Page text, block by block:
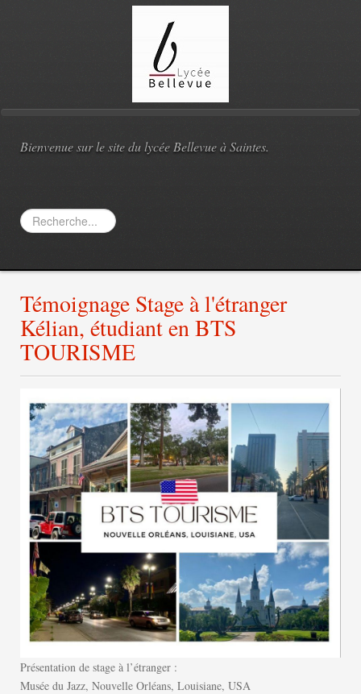
Bienvenue sur le site du lycée Bellevue à Saintes.
Rechercher
Témoignage Stage à l'étranger
Kélian, étudiant en BTS
TOURISME
Présentation de stage à l’étranger :
Musée du Jazz, Nouvelle Orléans, Louisiane, USA